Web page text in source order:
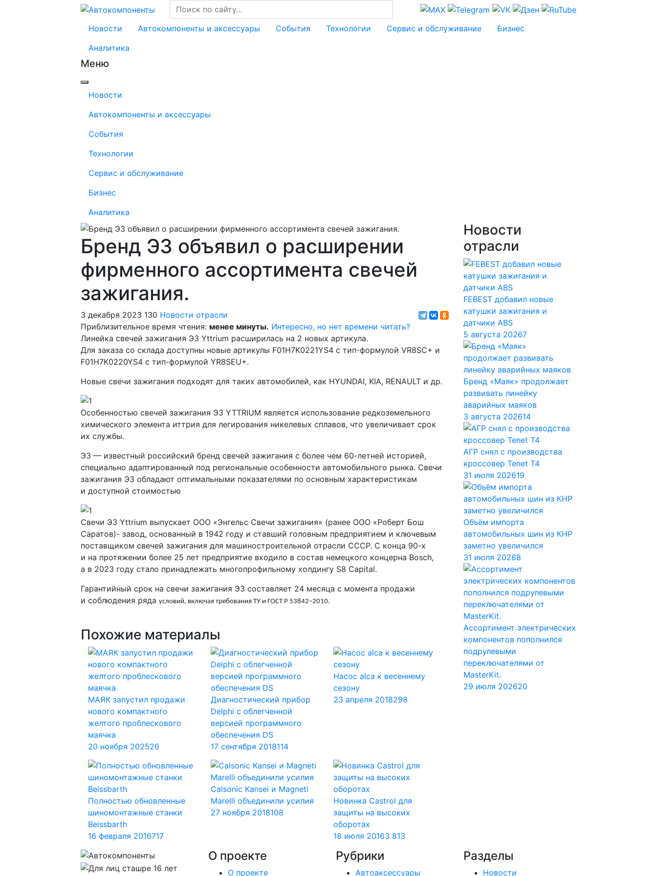
Новости Автокомпоненты и аксессуары События Технологии Сервис и обслуживание
Бизнес
Аналитика
Меню
Новости
Автокомпоненты и аксессуары
События
Технологии
Сервис и обслуживание
Бизнес
Аналитика
Бренд ЭЗ объявил о расширении
фирменного ассортимента свечей
зажигания.
3 декабря 2023 130 Новости отрасли
Приблизительное время чтения: менее минуты. Интересно, но нет времени читать?
Линейка свечей зажигания ЭЗ Yttrium расширилась на 2 новых артикула.
Для заказа со склада доступны новые артикулы F01H7K0221YS4 с тип-формулой VR8SC+ и
F01H7K0220YS4 с тип-формулой YR8SEU+.
Новые свечи зажигания подходят для таких автомобилей, как HYUNDAI, KIA, RENAULT и др.
Особенностью свечей зажигания ЭЗ YTTRIUM является использование редкоземельного
химического элемента иттрия для легирования никелевых сплавов, что увеличивает срок
их службы.
ЭЗ — известный российский бренд свечей зажигания с более чем 60-летней историей,
специально адаптированный под региональные особенности автомобильного рынка. Свечи
зажигания ЭЗ обладают оптимальными показателями по основным характеристикам
и доступной стоимостью
Свечи ЭЗ Yttrium выпускает ООО «Энгельс Свечи зажигания» (ранее ООО «Роберт Бош
Саратов)- завод, основанный в 1942 году и ставший головным предприятием и ключевым
поставщиком свечей зажигания для машиностроительной отрасли СССР. С конца 90-х
и на протяжении более 25 лет предприятие входило в состав немецкого концерна Bosch,
а в 2023 году стало принадлежать многопрофильному холдингу S8 Capital.
Гарантийный срок на свечи зажигания ЭЗ составляет 24 месяца с момента продажи
и соблюдения ряда условий, включая требования ТУ и ГОСТ Р 53842–2010.
Похожие материалы
МАЯК запустил продажи
нового компактного
желтого проблескового
маячка
20 ноября 202526
Диагностический прибор
Delphi с облегченной
версией программного
обеспечения DS
17 сентября 2018114
Насос alca к весеннему
сезону
23 апреля 2018298
Полностью обновленные
шиномонтажные станки
Beissbarth
16 февраля 2016717
Calsonic Kansei и Magneti
Marelli объединили усилия
27 ноября 2018108
Новинка Castrol для
защиты на высоких
оборотах
18 июля 20163 813
Новости
отрасли
FEBEST добавил новые
катушки зажигания и
датчики ABS
5 августа 20267
Бренд «Маяк» продолжает
развивать линейку
аварийных маяков
3 августа 202614
АГР снял с производства
кроссовер Tenet T4
31 июля 202619
Объём импорта
автомобильных шин из КНР
заметно увеличился
31 июля 20268
Ассортимент электрических
компонентов пополнился
подрулевыми
переключателями от
MasterKit.
29 июля 202620
О проекте
О проекте
Рубрики
Автоаксессуары
Разделы
Новости